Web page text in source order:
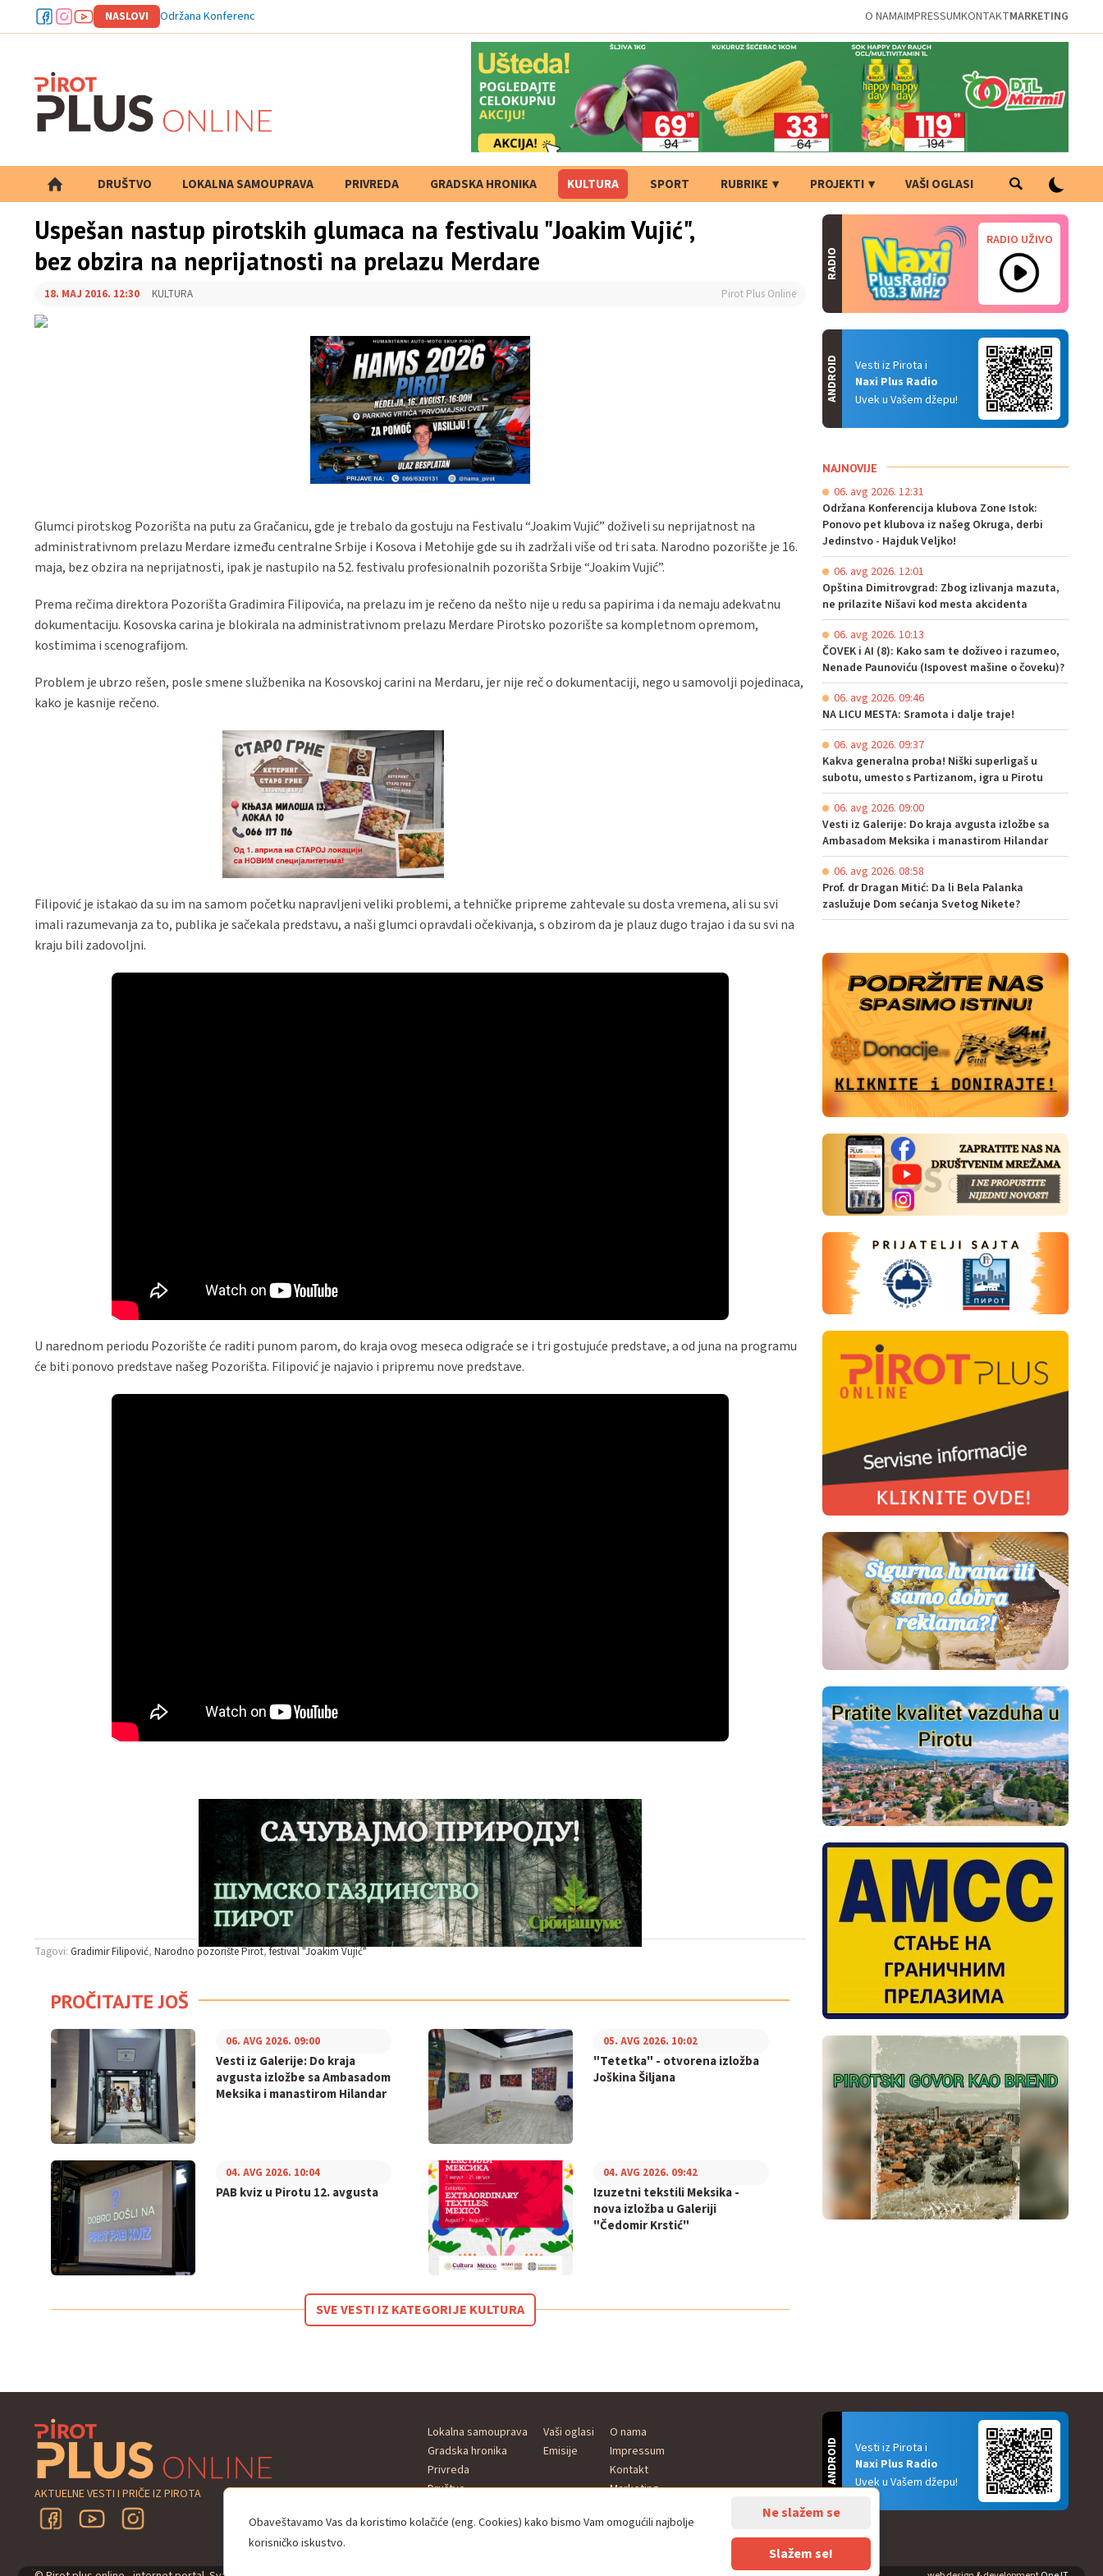
NASLOVI Opština Dim O NAMAIMPRESSUMKONTAKTMARKETING
DRUŠTVO LOKALNA SAMOUPRAVA PRIVREDA GRADSKA HRONIKA KULTURA SPORT RUBRIKE PROJEKTI VAŠI OGLASI
PRETRAGA
Uspešan nastup pirotskih glumaca na festivalu "Joakim Vujić",
bez obzira na neprijatnosti na prelazu Merdare
18. MAJ 2016. 12:30 KULTURA Pirot Plus Online
Glumci pirotskog Pozorišta na putu za Gračanicu, gde je trebalo da gostuju na Festivalu “Joakim Vujić” doživeli su neprijatnost na
administrativnom prelazu Merdare između centralne Srbije i Kosova i Metohije gde su ih zadržali više od tri sata. Narodno pozorište je 16.
maja, bez obzira na neprijatnosti, ipak je nastupilo na 52. festivalu profesionalnih pozorišta Srbije “Joakim Vujić”.
Prema rečima direktora Pozorišta Gradimira Filipovića, na prelazu im je rečeno da nešto nije u redu sa papirima i da nemaju adekvatnu
dokumentaciju. Kosovska carina je blokirala na administrativnom prelazu Merdare Pirotsko pozorište sa kompletnom opremom,
kostimima i scenografijom.
Problem je ubrzo rešen, posle smene službenika na Kosovskoj carini na Merdaru, jer nije reč o dokumentaciji, nego u samovolji pojedinaca,
kako je kasnije rečeno.
Filipović je istakao da su im na samom početku napravljeni veliki problemi, a tehničke pripreme zahtevale su dosta vremena, ali su svi
imali razumevanja za to, publika je sačekala predstavu, a naši glumci opravdali očekivanja, s obzirom da je plauz dugo trajao i da su svi na
kraju bili zadovoljni.
U narednom periodu Pozorište će raditi punom parom, do kraja ovog meseca odigraće se i tri gostujuće predstave, a od juna na programu
će biti ponovo predstave našeg Pozorišta. Filipović je najavio i pripremu nove predstave.
Tagovi: Gradimir Filipović Narodno pozorište Pirot festival "Joakim Vujić"
PROČITAJTE JOŠ
Vesti iz Galerije: Do kraja
avgusta izložbe sa Ambasadom
Meksika i manastirom Hilandar
06. AVG 2026. 09:00
"Tetetka" - otvorena izložba
Joškina Šiljana
05. AVG 2026. 10:02
PAB kviz u Pirotu 12. avgusta
04. AVG 2026. 10:04
Izuzetni tekstili Meksika -
nova izložba u Galeriji
"Čedomir Krstić"
04. AVG 2026. 09:42
SVE VESTI IZ KATEGORIJE KULTURA
RADIO
RADIO UŽIVO
Vesti iz Pirota i
Naxi Plus Radio
Uvek u Vašem džepu!
ANDROID
NAJNOVIJE
06. avg 2026. 12:31
Održana Konferencija klubova Zone Istok:
Ponovo pet klubova iz našeg Okruga, derbi
Jedinstvo - Hajduk Veljko!
06. avg 2026. 12:01
Opština Dimitrovgrad: Zbog izlivanja mazuta,
ne prilazite Nišavi kod mesta akcidenta
06. avg 2026. 10:13
ČOVEK i AI (8): Kako sam te doživeo i razumeo,
Nenade Paunoviću (Ispovest mašine o čoveku)?
06. avg 2026. 09:46
NA LICU MESTA: Sramota i dalje traje!
06. avg 2026. 09:37
Kakva generalna proba! Niški superligaš u
subotu, umesto s Partizanom, igra u Pirotu
06. avg 2026. 09:00
Vesti iz Galerije: Do kraja avgusta izložbe sa
Ambasadom Meksika i manastirom Hilandar
06. avg 2026. 08:58
Prof. dr Dragan Mitić: Da li Bela Palanka
zaslužuje Dom sećanja Svetog Nikete?
AKTUELNE VESTI I PRIČE IZ PIROTA
Lokalna samouprava
Gradska hronika
Privreda
Društvo
Sport
Vaši oglasi
Emisije
O nama
Impressum
Kontakt
Marketing
Vesti iz Pirota i
Naxi Plus Radio
Uvek u Vašem džepu!
ANDROID
Obaveštavamo Vas da koristimo kolačiće (eng. Cookies) kako bismo Vam omogućili najbolje
korisničko iskustvo.
Ne slažem se
Slažem se!